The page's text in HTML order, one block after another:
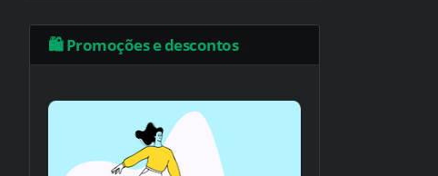
🛍️ Promoções e descontos